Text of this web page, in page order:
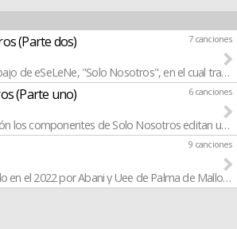
7 canciones
(Parte dos)
de eSeLeNe, "Solo Nosotros", en el cual
6 canciones
(Parte uno)
los componentes de Solo Nosotros editan un
9 canciones
en el 2022 por Abani y Uee de Palma de